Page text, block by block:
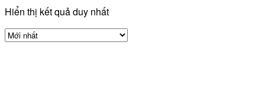
Hiển thị kết quả duy nhất